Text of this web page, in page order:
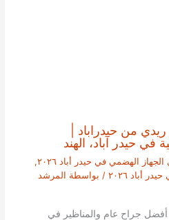
ريدي من حيدراباد |
في حيدر آباد، الهند
الهضمي في حيدر أباد ٢٠٢٦
,
أباد ٢٠٢٦
/ بواسطة المرشد
أفضل جراح عام والمناظير في